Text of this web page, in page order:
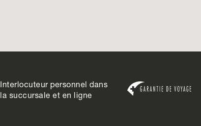
Interlocuteur personnel dans
la succursale et en ligne